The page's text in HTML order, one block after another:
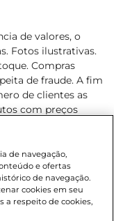
de valores, o
Fotos ilustrativas.
Compras
de fraude. A fim
de clientes as
com preços
exclusivos para
hoje, podendo
Proibida a venda
anos, conforme
da Criança e do
para o
de navegação,
e ofertas
de navegação.
cookies em seu
a respeito de cookies,